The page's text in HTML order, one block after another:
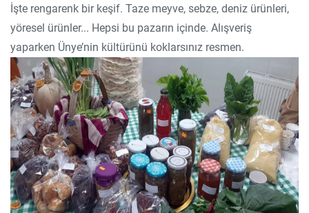
İşte rengarenk bir keşif. Taze meyve, sebze, deniz ürünleri,
yöresel ürünler... Hepsi bu pazarın içinde. Alışveriş
yaparken Ünye’nin kültürünü koklarsınız resmen.